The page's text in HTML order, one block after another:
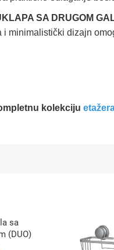
SA DRUGOM
i minimalistički dizajn
kolekciju
sa
(DUO)